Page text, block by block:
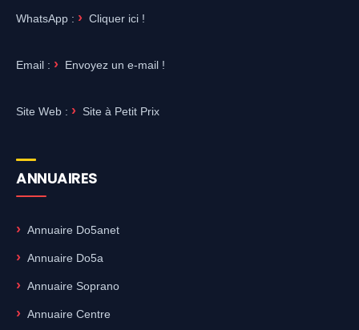
WhatsApp : Cliquer ici !
Email : Envoyez un e-mail !
Site Web : Site à Petit Prix
ANNUAIRES
Annuaire Do5anet
Annuaire Do5a
Annuaire Soprano
Annuaire Centre